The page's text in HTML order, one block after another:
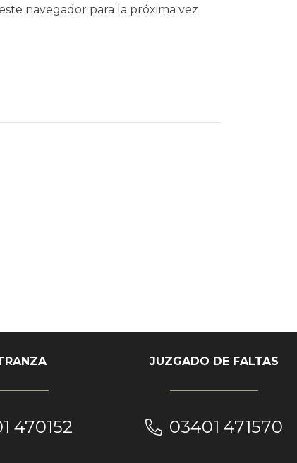
navegador para la próxima vez
470152
JUZGADO DE FALTAS
03401 471570